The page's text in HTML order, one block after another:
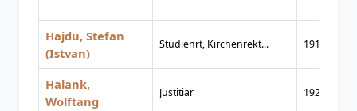
Hajdu, Stefan
(Istvan)
Studienrt, Kirchenrekt... 1918
Halank,
Wolftang
Justitiar 1925